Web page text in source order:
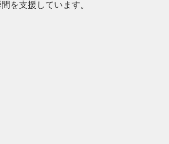
を支援しています。